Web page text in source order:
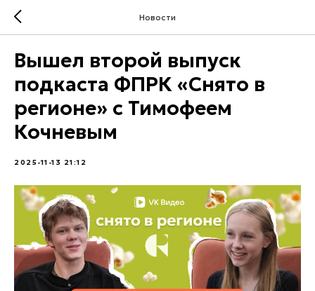
Новости
Вышел второй выпуск
подкаста ФПРК «Снято в
регионе» с Тимофеем
Кочневым
2025-11-13 21:12